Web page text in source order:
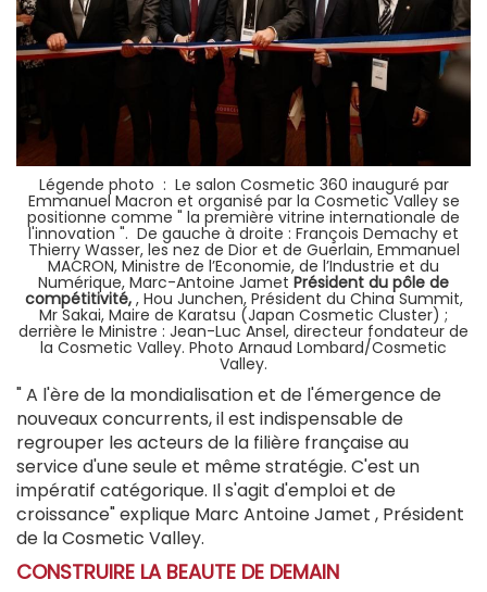
Légende photo : Le salon Cosmetic 360 inauguré par
Emmanuel Macron et organisé par la Cosmetic Valley se
positionne comme " la première vitrine internationale de
l'innovation ". De gauche à droite : François Demachy et
Thierry Wasser, les nez de Dior et de Guerlain, Emmanuel
MACRON, Ministre de l’Economie, de l’Industrie et du
Numérique, Marc-Antoine Jamet Président du pôle de
compétitivité, , Hou Junchen, Président du China Summit,
Mr Sakai, Maire de Karatsu (Japan Cosmetic Cluster) ;
derrière le Ministre : Jean-Luc Ansel, directeur fondateur de
la Cosmetic Valley. Photo Arnaud Lombard/Cosmetic
Valley.
" A l'ère de la mondialisation et de l'émergence de
nouveaux concurrents, il est indispensable de
regrouper les acteurs de la filière française au
service d'une seule et même stratégie. C'est un
impératif catégorique. Il s'agit d'emploi et de
croissance" explique Marc Antoine Jamet , Président
de la Cosmetic Valley.
CONSTRUIRE LA BEAUTE DE DEMAIN